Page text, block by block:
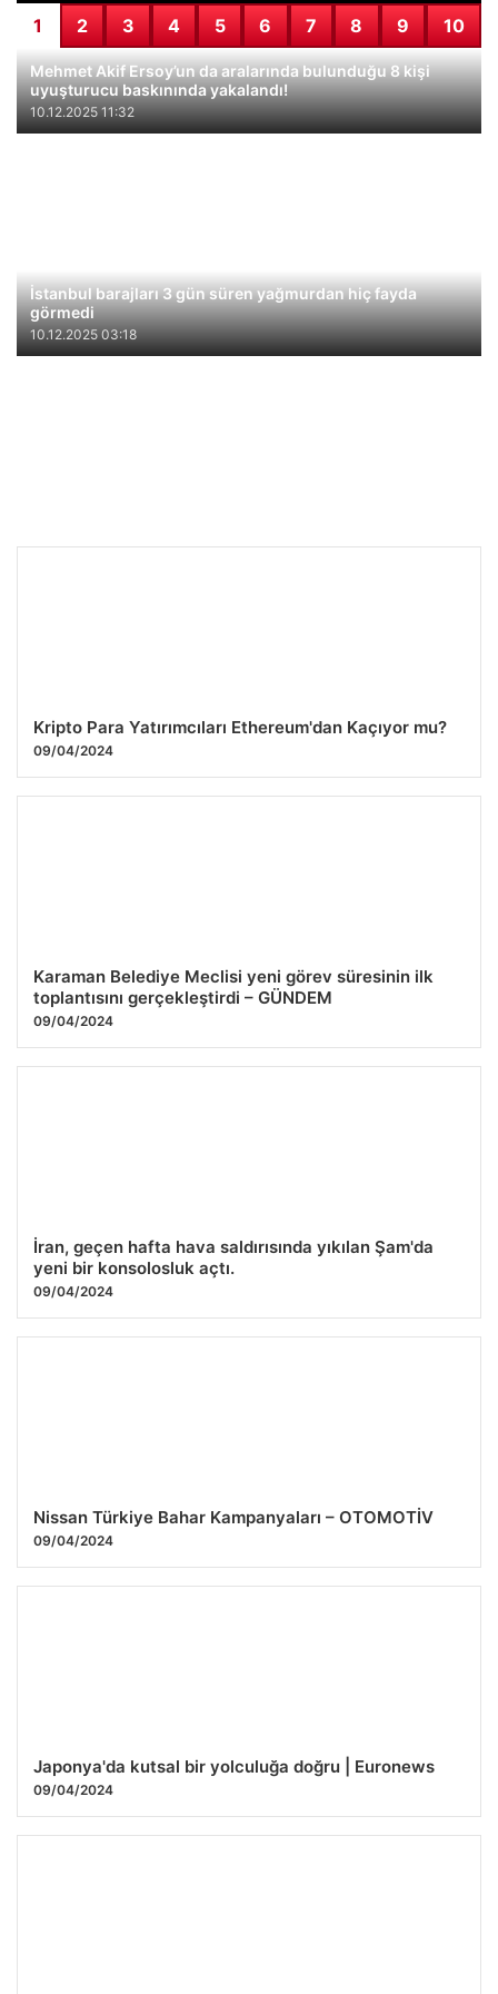
1 2 3 4 5 6 7 8 9 10
Mehmet Akif Ersoy’un da aralarında bulunduğu 8 kişi
uyuşturucu baskınında yakalandı!
10.12.2025 11:32
İstanbul barajları 3 gün süren yağmurdan hiç fayda
görmedi
10.12.2025 03:18
Kripto Para Yatırımcıları Ethereum'dan Kaçıyor mu?
09/04/2024
Karaman Belediye Meclisi yeni görev süresinin ilk
toplantısını gerçekleştirdi – GÜNDEM
09/04/2024
İran, geçen hafta hava saldırısında yıkılan Şam'da
yeni bir konsolosluk açtı.
09/04/2024
Nissan Türkiye Bahar Kampanyaları – OTOMOTİV
09/04/2024
Japonya'da kutsal bir yolculuğa doğru | Euronews
09/04/2024